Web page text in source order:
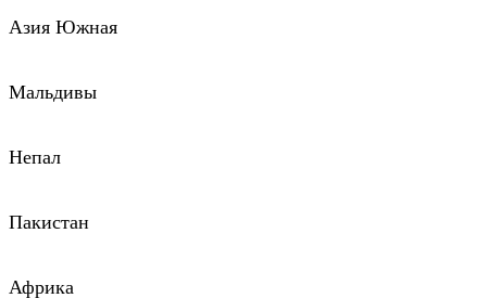
Азия Южная
Мальдивы
Непал
Пакистан
Африка